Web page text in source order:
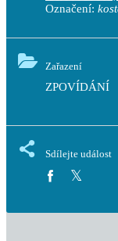
Označení:
Zařazení
ZPOVÍDÁNÍ
Sdílejte událost